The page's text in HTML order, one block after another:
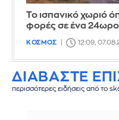
Το ισπανικό χωριό
φορές σε ένα 24ωρο
ΚΟΣΜΟΣ 12:09,
ΔΙΑΒΑΣΤΕ
περισσότερες ειδήσεις από το